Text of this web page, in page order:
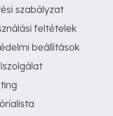
szabályzat
feltételek
beállítások